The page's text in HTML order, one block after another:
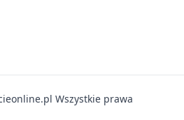
Wszystkie prawa